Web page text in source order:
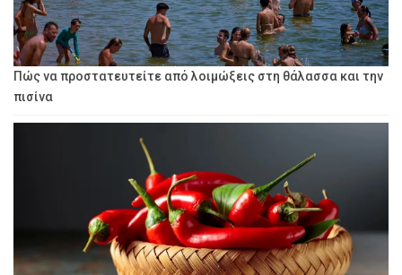
Πώς να προστατευτείτε από λοιμώξεις στη θάλασσα και την
πισίνα